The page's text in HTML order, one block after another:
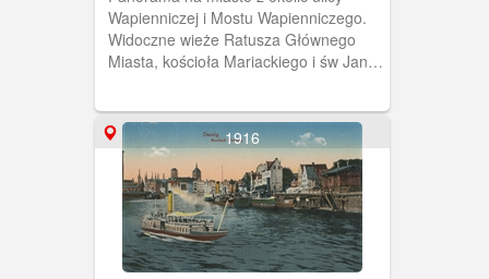
Wapienniczej i Mostu Wapienniczego.
Widoczne wieże Ratusza Głównego
Miasta, kościoła Mariackiego i św Jana.
Było kilka podobnych ujęć ale z różnymi
statkami. Obieg 1913 rok.
1916